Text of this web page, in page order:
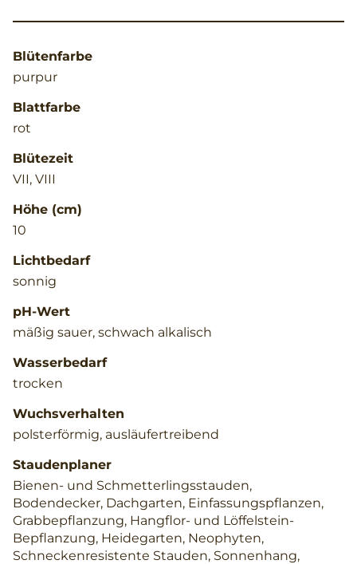
Blütenfarbe
purpur
Blattfarbe
rot
Blütezeit
VII, VIII
Höhe (cm)
10
Lichtbedarf
sonnig
pH-Wert
mäßig sauer, schwach alkalisch
Wasserbedarf
trocken
Wuchsverhalten
polsterförmig, ausläufertreibend
Staudenplaner
Bienen- und Schmetterlingsstauden,
Bodendecker, Dachgarten, Einfassungspflanzen,
Grabbepflanzung, Hangflor- und Löffelstein-
Bepflanzung, Heidegarten, Neophyten,
Schneckenresistente Stauden, Sonnenhang,